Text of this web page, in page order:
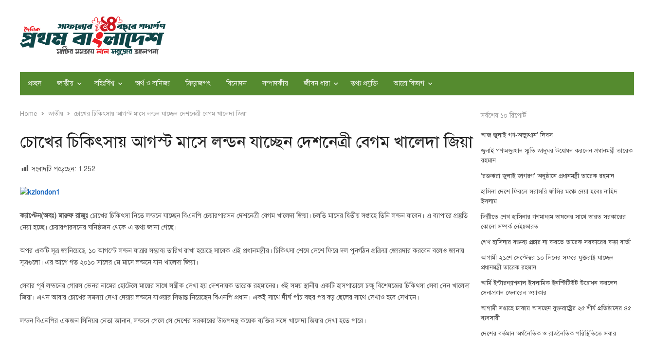
প্রচ্ছদ জাতীয় বহিঃর্বিশ্ব অর্থ ও বানিজ্য ক্রিড়াজগৎ বিনোদন সম্পাদকীয় জীবন ধারা তথ্য প্রযুক্তি আরো বিভাগ
Home জাতীয় চোখের চিকিৎসায় আগস্ট মাসে লন্ডন যাচ্ছেন দেশনেত্রী বেগম খালেদা জিয়া
চোখের চিকিৎসায় আগস্ট মাসে লন্ডন যাচ্ছেন দেশনেত্রী বেগম খালেদা জিয়া
সংবাদটি পড়েছেন: 1,252
ক্যাপ্টেন(অবঃ) মারুফ রাজুঃ চোখের চিকিৎসা নিতে লন্ডনে যাচ্ছেন বিএনপি চেয়ারপারসন দেশনেত্রী বেগম খালেদা জিয়া। চলতি মাসের দ্বিতীয় সপ্তাহে তিনি লন্ডন যাবেন। এ ব্যাপারে প্রস্তুতি
নেয়া হচ্ছে। চেয়ারপারসনের ঘনিষ্ঠজন থেকে এ তথ্য জানা গেছে।
অপর একটি সূত্র জানিয়েছে, ১০ আগস্টে লন্ডন যাত্রার সম্ভাব্য তারিখ রাখা হয়েছে সাবেক এই প্রধানমন্ত্রীর। চিকিৎসা শেষে দেশে ফিরে দল পুনর্গঠন প্রক্রিয়া জোরদার করবেন বলেও জানায়
সূত্রগুলো। এর আগে গত ২০১০ সালের মে মাসে লন্ডনে যান খালেদা জিয়া।
সেবার পূর্ব লন্ডনের গোরস ভেনর নামের হোটেলে মায়ের সাথে সস্ত্রীক দেখা হয় দেশনায়ক তারেক রহমানের। ওই সময় স্থানীয় একটি হাসপাতালে চক্ষু বিশেষজ্ঞের চিকিৎসা সেবা নেন খালেদা
জিয়া। এখন আবার চোখের সমস্যা দেখা দেয়ায় লন্ডনে যাওয়ার সিদ্ধান্ত নিয়েছেন বিএনপি প্রধান। একই সাথে দীর্ঘ পাঁচ বছর পর বড় ছেলের সাথে দেখাও হবে সেখানে।
লন্ডন বিএনপির একজন সিনিয়র নেতা জানান, লন্ডনে গেলে সে দেশের সরকারের উচ্চপদস্থ কয়েক ব্যক্তির সঙ্গে খালেদা জিয়ার দেখা হতে পারে।
সর্বশেষ ১০ রিপোর্ট
আজ জুলাই গণ-অভ্যুত্থান’ দিবস
জুলাই গণঅভ্যুত্থান স্মৃতি জাদুঘর উদ্বোধন করলেন প্রধানমন্ত্রী তারেক
রহমান
‘রক্তঝরা জুলাই জাগরণ’ অনুষ্ঠানে প্রধানমন্ত্রী তারেক রহমান
হাসিনা দেশে ফিরলে সরাসরি ফাঁসির মঞ্চে নেয়া হবেঃ নাহিদ
ইসলাম
দিল্লীতে শেখ হাসিনার গণমাধ্যম ভাষনের সাথে ভারত সরকারের
কোনো সম্পর্ক নেইঃভারত
শেখ হাসিনার বক্তব্য প্রচার না করতে তারেক সরকারের কড়া বার্তা
আগামী ২১শে সেপ্টেম্বর ১০ দিনের সফরে যুক্তরাষ্ট্র যাচ্ছেন
প্রধানমন্ত্রী তারেক রহমান
আর্মি ইন্টারন্যাশনাল ইসলামিক ইনস্টিটিউট উদ্বোধন করলেন
সেনাপ্রধান জেনারেল ওয়াকার
আগামী সপ্তাহে ঢাকায় আসছেন যুক্তরাষ্ট্রের ২৫ শীর্ষ প্রতিষ্ঠানের ৪৫
ব্যবসায়ী
দেশের বর্তমান অর্থনৈতিক ও রাজনৈতিক পরিস্থিতিতে সবার